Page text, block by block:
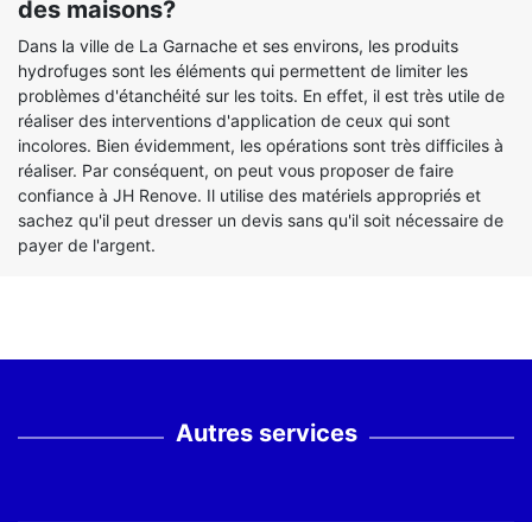
des maisons?
Dans la ville de La Garnache et ses environs, les produits
hydrofuges sont les éléments qui permettent de limiter les
problèmes d'étanchéité sur les toits. En effet, il est très utile de
réaliser des interventions d'application de ceux qui sont
incolores. Bien évidemment, les opérations sont très difficiles à
réaliser. Par conséquent, on peut vous proposer de faire
confiance à JH Renove. Il utilise des matériels appropriés et
sachez qu'il peut dresser un devis sans qu'il soit nécessaire de
payer de l'argent.
Autres services